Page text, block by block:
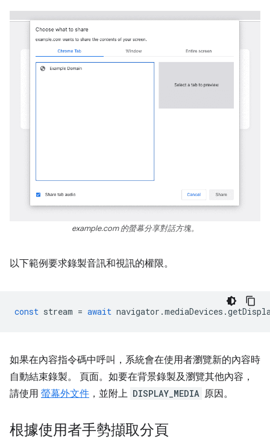
example.com 的螢幕分享對話方塊。
以下範例要求錄製音訊和視訊的權限。
const stream = await navigator .mediaDevices .
如果在內容指令碼中呼叫，系統會在使用者瀏覽新的內容時
自動結束錄製。 頁面。如要在背景錄製及瀏覽其他內容，
請使用 螢幕外文件 ，並附上 DISPLAY_MEDIA 原因。
根據使用者手勢擷取分頁